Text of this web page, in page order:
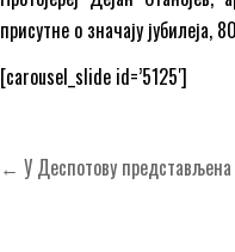
присутне о значају
[carousel_slide id=’5125′]
Кретање
← У Деспотову представљена